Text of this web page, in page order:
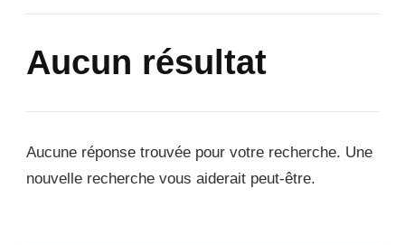
Aucun résultat
Aucune réponse trouvée pour votre recherche. Une
nouvelle recherche vous aiderait peut-être.